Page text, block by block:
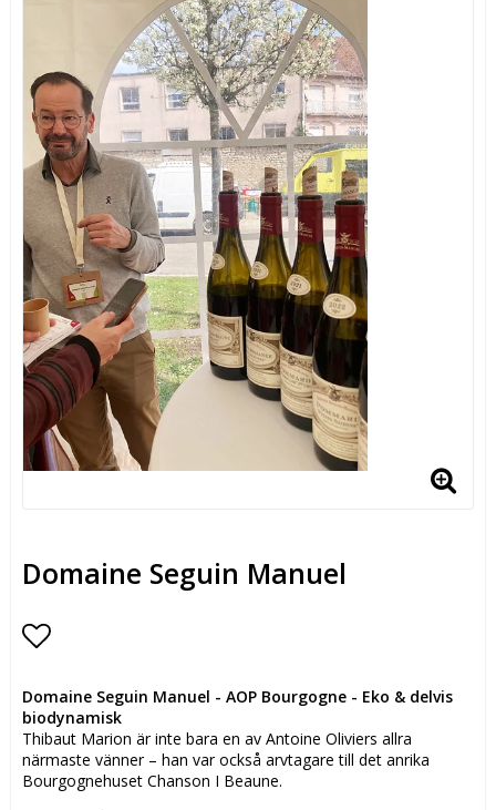
Domaine Seguin Manuel
Domaine Seguin Manuel - AOP Bourgogne - Eko & delvis
biodynamisk
Thibaut Marion är inte bara en av Antoine Oliviers allra
närmaste vänner – han var också arvtagare till det anrika
Bourgognehuset Chanson I Beaune.